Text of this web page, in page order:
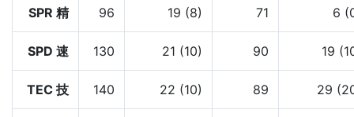
SPR 精 96 19 (8) 71 6
SPD 速 130 21 (10) 90 19
TEC 技 140 22 (10) 89 29